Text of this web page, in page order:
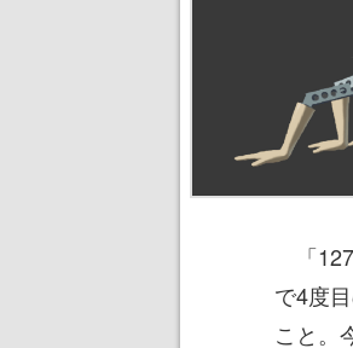
「
で4度
こと。